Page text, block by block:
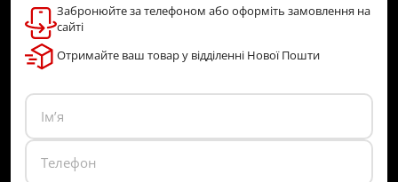
Забронюйте за телефоном або оформіть замовлення на
сайті
Отримайте ваш товар у відділенні Нової Пошти